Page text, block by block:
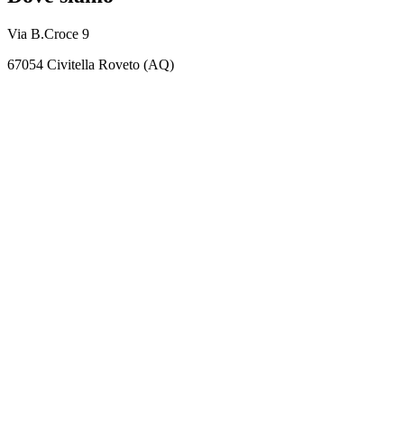
Via B.Croce 9
67054 Civitella Roveto (AQ)